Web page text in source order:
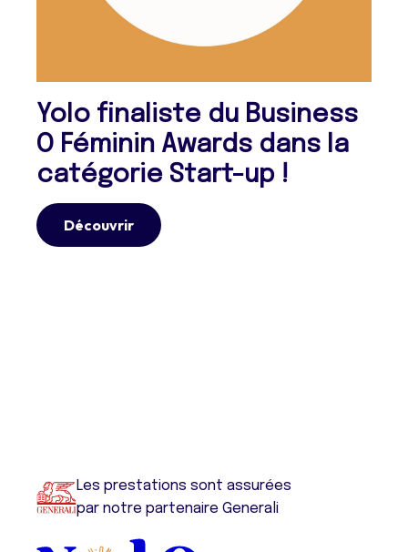
Yolo finaliste du Business
O Féminin Awards dans la
catégorie Start-up !
Découvrir
Les prestations sont assurées
par notre partenaire Generali